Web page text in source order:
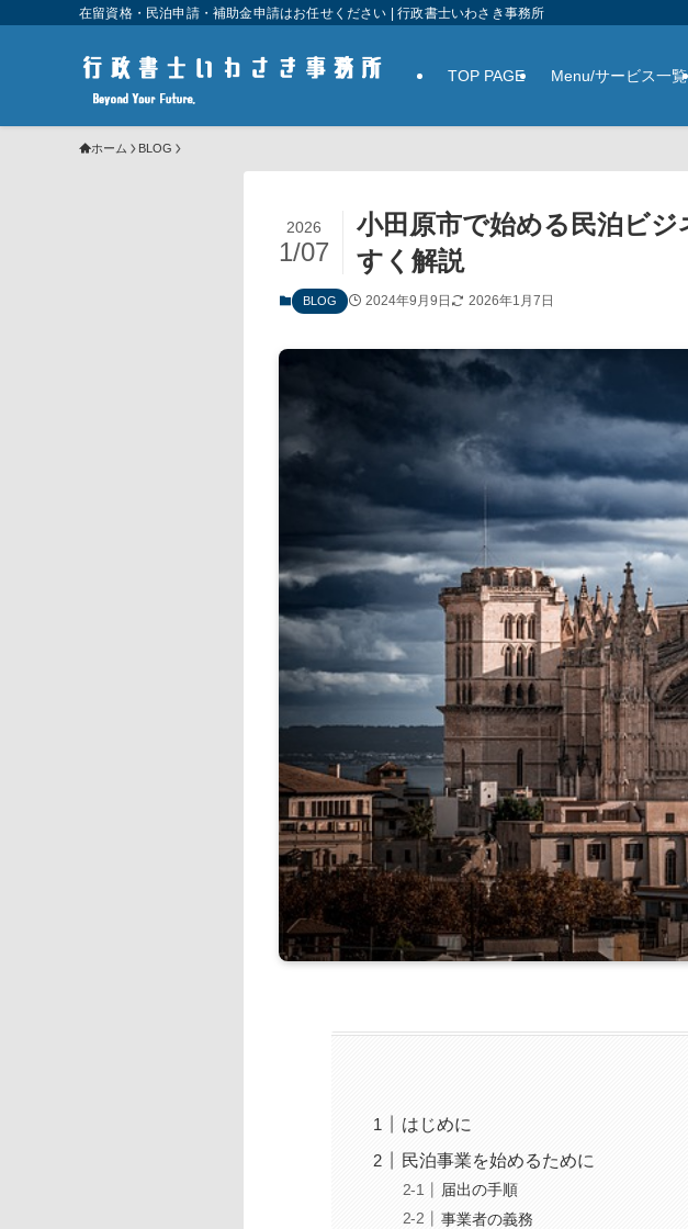
在留資格・民泊申請・補助金申請はお任せください | 行政書士いわさき事務所
TOP PAGE Menu/サービス一覧
ホーム BLOG
小田原市で始める民泊ビ
すく解説
2026
1/07
BLOG 2024年9月9日 2026年1月7日
はじめに
民泊事業を始めるために
届出の手順
事業者の義務